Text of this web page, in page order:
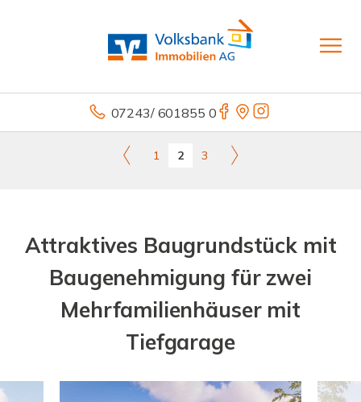
07243/ 601855 0
1 2 3
Attraktives Baugrundstück mit
Baugenehmigung für zwei
Mehrfamilienhäuser mit
Tiefgarage